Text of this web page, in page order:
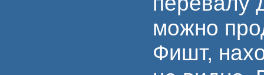
можно
Фишт,